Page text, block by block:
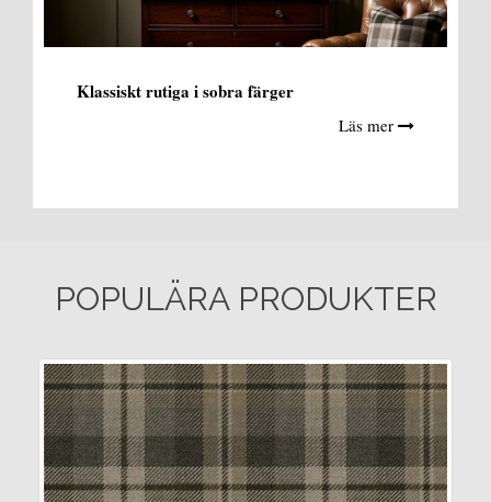
Klassiskt rutiga i sobra färger
Läs mer
POPULÄRA PRODUKTER